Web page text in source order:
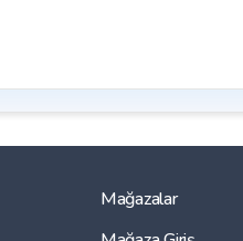
Mağazalar